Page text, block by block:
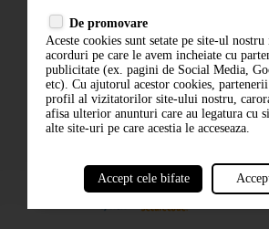
ABONARE LA NEWSLETTER
De promovare
Aceste cookies sunt setate pe site-ul
acorduri pe care le avem incheiate cu
publicitate (ex. pagini de Social Media,
etc). Cu ajutorul acestor cookies,
profil al vizitatorilor site-ului nostru,
afisa ulterior anunturi care au legatura cu
alte site-uri pe care acestia le acceseaza.
Accept cele bifate